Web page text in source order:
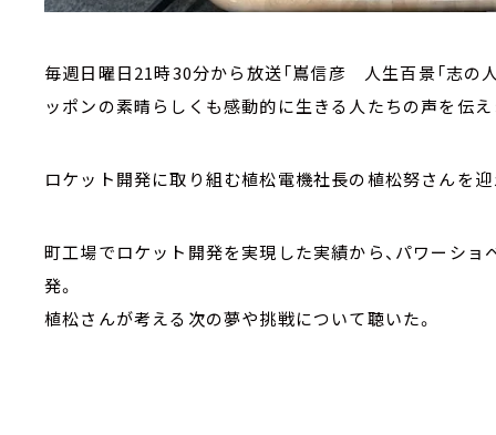
毎週日曜日21時30分から放送「嶌信彦 人生百景「志の
ッポンの素晴らしくも感動的に生きる人たちの声を伝え
ロケット開発に取り組む植松電機社長の植松努さんを
町工場でロケット開発を実現した実績から、パワーシ
発。
植松さんが考える次の夢や挑戦について聴いた。